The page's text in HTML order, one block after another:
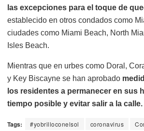
las excepciones para el toque de
establecido en otros condados como
ciudades como Miami Beach, North
Isles Beach.
Mientras que en urbes como Doral,
y Key Biscayne se han aprobado
los residentes a permanecer en sus
tiempo posible y evitar salir a la calle.
Tags: #yobrilloconelsol coronavirus